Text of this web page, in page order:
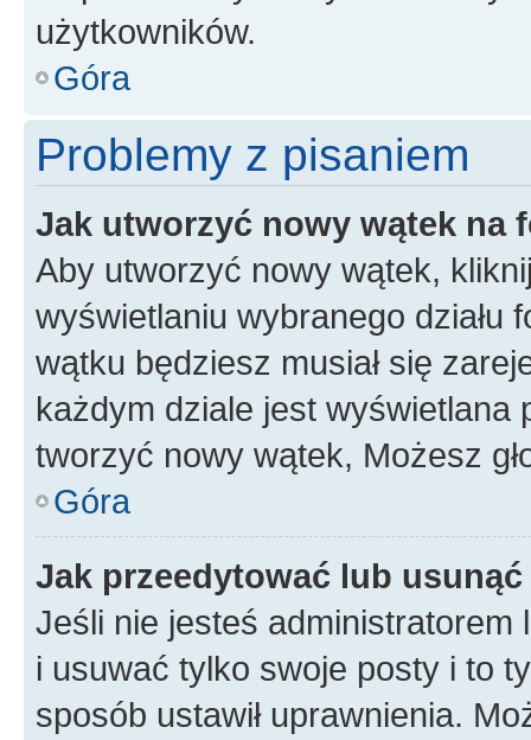
użytkowników.
Góra
Problemy z pisaniem
Jak utworzyć nowy wątek na
Aby utworzyć nowy wątek,
wyświetlaniu wybranego działu
wątku będziesz musiał się
każdym dziale jest wyświetlana
tworzyć nowy wątek, Możesz
Góra
Jak przeedytować lub
Jeśli nie jesteś
i usuwać tylko swoje posty i to
sposób ustawił uprawnienia.